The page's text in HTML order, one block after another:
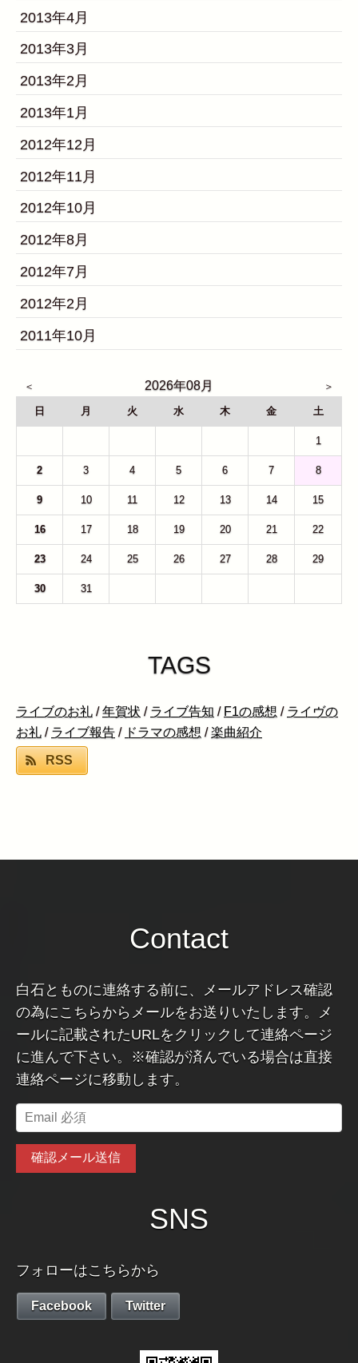
2013年4月
2013年3月
2013年2月
2013年1月
2012年12月
2012年11月
2012年10月
2012年8月
2012年7月
2012年2月
2011年10月
2026年08月
日 月 火 水 木 金 土
1
2 3 4 5 6 7 8
9 10 11 12 13 14 15
16 17 18 19 20 21 22
23 24 25 26 27 28 29
30 31
TAGS
ライブのお礼 /年賀状 / ライブ告知 / F1の感想 / ライヴの
お礼 / ライブ報告 / ドラマの感想 /楽曲紹介
RSS
Contact
白石とものに連絡する前に、メールアドレス確認
の為にこちらからメールをお送りいたします。メ
ールに記載されたURLをクリックして連絡ページ
に進んで下さい。※確認が済んでいる場合は直接
連絡ページに移動します。
SNS
フォローはこちらから
Facebook Twitter